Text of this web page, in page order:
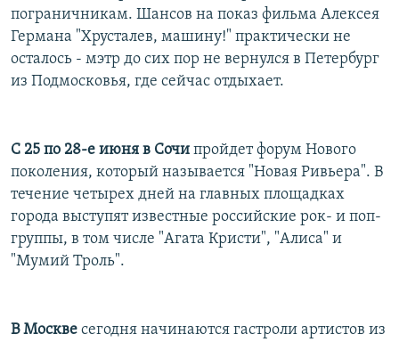
пограничникам. Шансов на показ фильма Алексея
Германа "Хрусталев, машину!" практически не
осталось - мэтр до сих пор не вернулся в Петербург
из Подмосковья, где сейчас отдыхает.
С 25 по 28-е июня в Сочи пройдет форум Нового
поколения, который называется "Новая Ривьера". В
течение четырех дней на главных площадках
города выступят известные российские рок- и поп-
группы, в том числе "Агата Кристи", "Алиса" и
"Мумий Троль".
В Москве сегодня начинаются гастроли артистов из